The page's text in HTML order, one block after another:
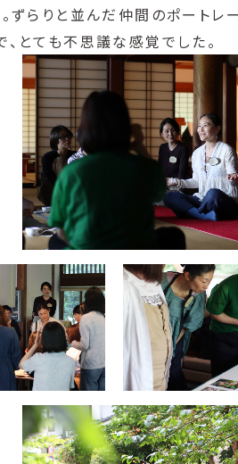
ずらりと並んだ仲間のポートレ
とても不思議な感覚でした。